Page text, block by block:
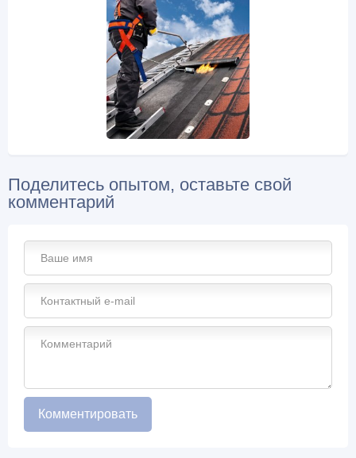
Поделитесь опытом, оставьте свой
комментарий